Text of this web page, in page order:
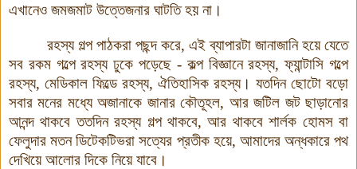
এখানেও জমজমাট উত্তেজনার ঘাটতি হয় না।
রহস্য গল্প পাঠকরা পছন্দ করে, এই ব্যাপারটা জানাজানি হয়ে যেতে
সব রকম গল্পে রহস্য ঢুকে পড়েছে - কল্প বিজ্ঞানে রহস্য, ফ্যান্টাসি গল্পে
রহস্য, মেডিকাল ফিল্ডে রহস্য, ঐতিহাসিক রহস্য। যতদিন ছোটো বড়ো
সবার মনের মধ্যে অজানাকে জানার কৌতূহল, আর জটিল জট ছাড়ানোর
আনন্দ থাকবে ততদিন রহস্য গল্প থাকবে, আর থাকবে শার্লক হোমস বা
ফেলুদার মতন ডিটেকটিভরা সত্যের প্রতীক হয়ে, আমাদের অন্ধকারে পথ
দেখিয়ে আলোর দিকে নিয়ে যাবে।